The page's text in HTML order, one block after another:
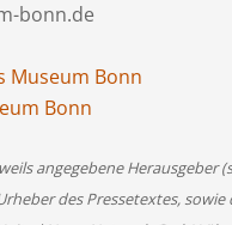
bonn.de
Museum Bonn
Bonn
angegebene Herausgeber
des Pressetextes,